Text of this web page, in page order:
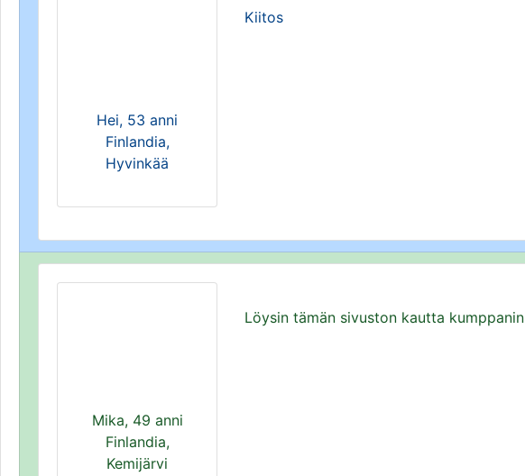
Hei, 53 anni
Finlandia,
Hyvinkää
Kiitos
Mika, 49 anni
Finlandia,
Kemijärvi
Löysin tämän sivuston kautta